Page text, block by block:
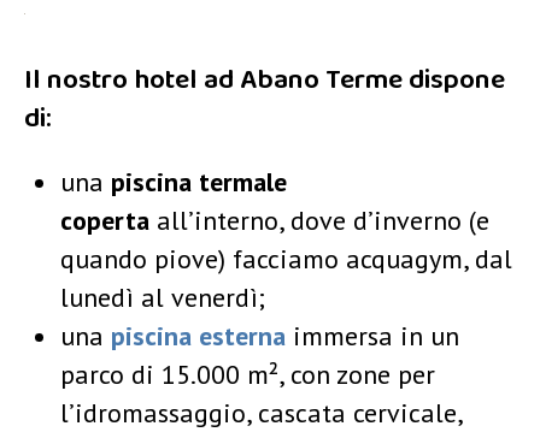
Il nostro hotel ad Abano Terme dispone
di:
una piscina termale
coperta all’interno, dove d’inverno (e
quando piove) facciamo acquagym, dal
lunedì al venerdì;
una piscina esterna immersa in un
parco di 15.000 m², con zone per
l’idromassaggio, cascata cervicale,